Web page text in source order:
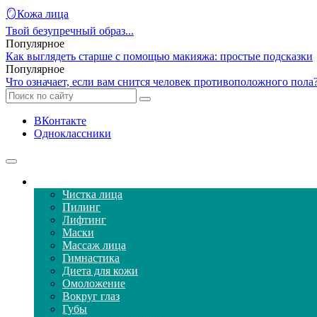
🪞Кожа лица
Твой безупречный образ...
Популярное
Как выглядеть старше с помощью макияжа: простые подсказки
Популярное
Что означает, если вам снится человек противоположного
ВКонтакте
Одноклассники
Чистка лица
Пилинг
Лифтинг
Маски
Массаж лица
Гимнастика
Диета для кожи
Омоложение
Вокруг глаз
Губы